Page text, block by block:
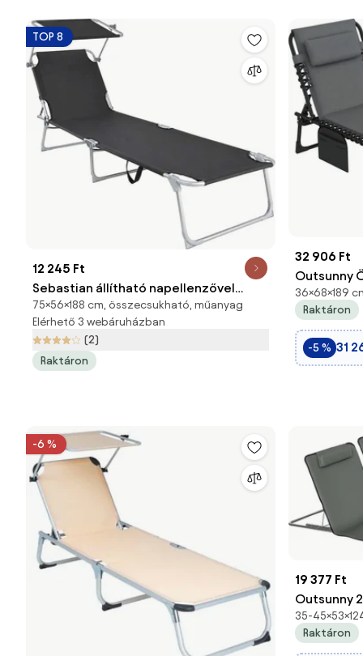
TOP 8
12 245 Ft
Sebastian állítható napellenzővel
ellátott pihenőágy, fekete
75×56×188 cm, összecsukható, műanyag
Elérhető 3 webáruházban
(2)
Raktáron
32 906 Ft
Outsunny
Hátlappal,
36×68×189
Raktáron
-5 % 31
-6 %
19 377 Ft
Outsunny
35-
Raktáron